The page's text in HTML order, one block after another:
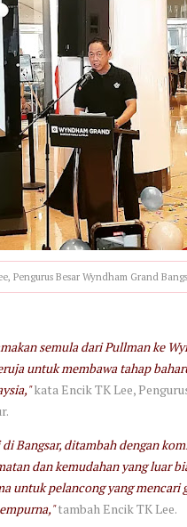
Pengurus Besar Wyndham Grand
semula dari Pullman ke
untuk membawa tahap
kata Encik TK Lee,
Bangsar, ditambah dengan
dan kemudahan yang luar
untuk pelancong yang mencari
tambah Encik TK Lee.